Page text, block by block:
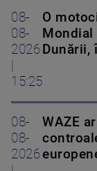
08-
08-
2026
15:25
O
Mondial
Dunării,
08-
08-
2026
WAZE